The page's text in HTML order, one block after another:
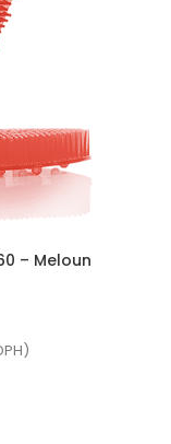
– Meloun